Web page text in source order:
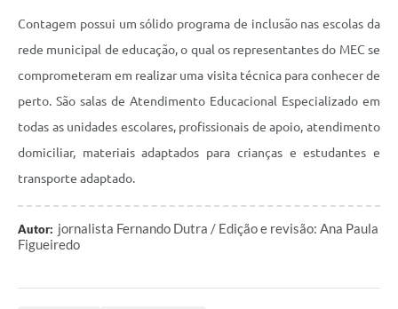
Contagem possui um sólido programa de inclusão nas escolas da
rede municipal de educação, o qual os representantes do MEC se
comprometeram em realizar uma visita técnica para conhecer de
perto. São salas de Atendimento Educacional Especializado em
todas as unidades escolares, profissionais de apoio, atendimento
domiciliar, materiais adaptados para crianças e estudantes e
transporte adaptado.
Autor: jornalista Fernando Dutra / Edição e revisão: Ana Paula
Figueiredo